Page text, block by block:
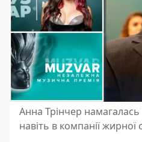
Анна Трінчер
навіть в компанії жирної